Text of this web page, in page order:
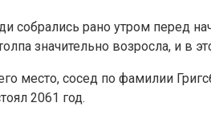
собрались рано утром перед
значительно возросла, и в
место, сосед по фамилии
2061 год.